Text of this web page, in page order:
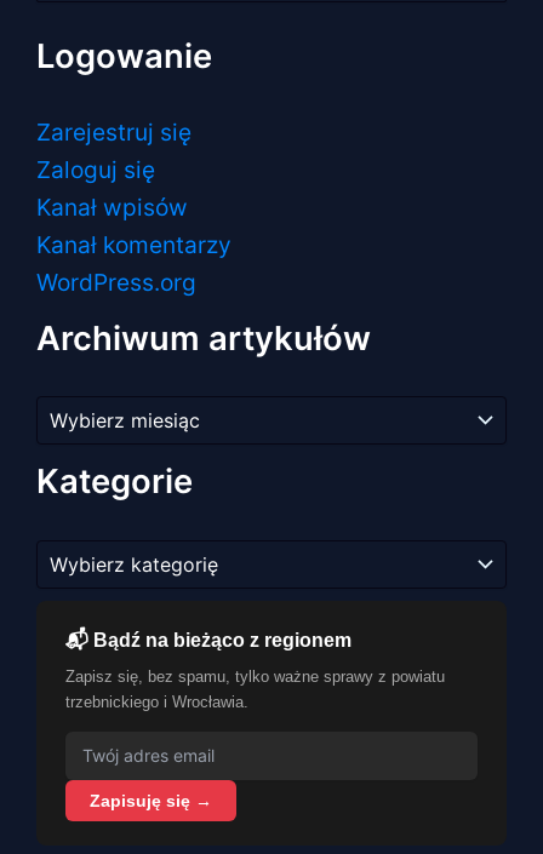
Logowanie
Zarejestruj się
Zaloguj się
Kanał wpisów
Kanał komentarzy
WordPress.org
Archiwum artykułów
artykułów
Kategorie
📬 Bądź na bieżąco z regionem
Zapisz się, bez spamu, tylko ważne sprawy z powiatu
trzebnickiego i Wrocławia.
Zapisuję się →